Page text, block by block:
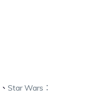
、 Star Wars：